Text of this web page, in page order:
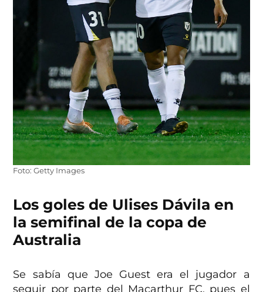
Foto: Getty Images
Los goles de Ulises Dávila en
la semifinal de la copa de
Australia
Se sabía que Joe Guest era el jugador a
seguir por parte del Macarthur FC, pues el